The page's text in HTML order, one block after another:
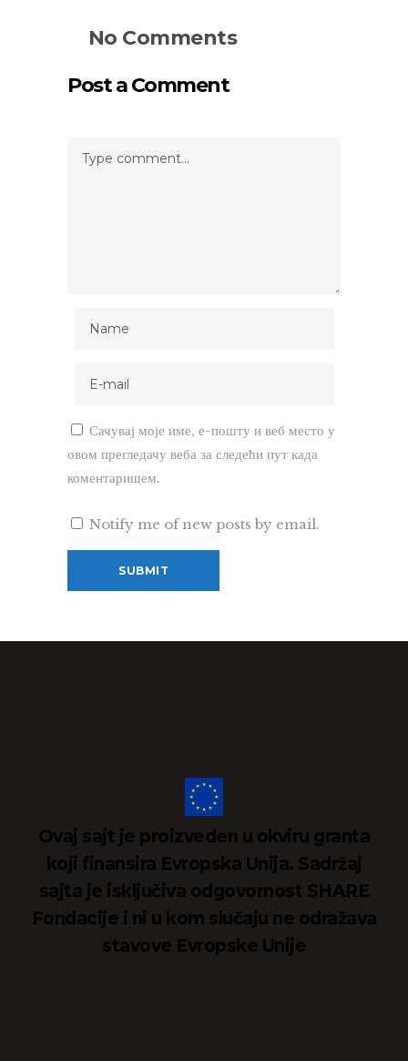
No Comments
Post a Comment
Сачувај моје име, е-пошту и веб место у
овом прегледачу веба за следећи пут када
коментаришем.
Notify me of new posts by email.
Ovaj sajt je proizveden u okviru granta
koji finansira Evropska Unija. Sadržaj
sajta je isključiva odgovornost SHARE
Fondacije i ni u kom slučaju ne odražava
stavove Evropske Unije